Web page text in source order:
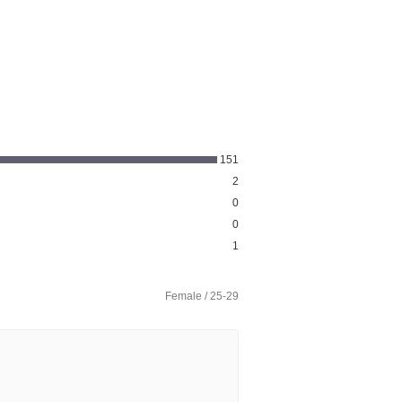
151
2
0
0
1
Female / 25-29